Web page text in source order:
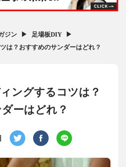
ジン ▶︎ 足場板DIY ▶︎
は？おすすめのサンダーはどれ？
ングするコツは？
ーはどれ？